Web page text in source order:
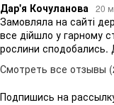
Дар'я Кочуланова 20
Замовляла на сайті
все дійшло у гарному
рослини сподобались.
Смотреть все отзывы
Подпишись на